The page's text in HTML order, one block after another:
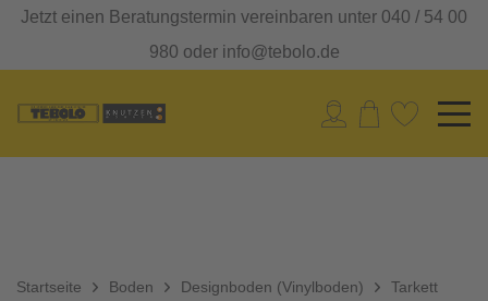
Jetzt einen Beratungstermin vereinbaren unter 040 / 54 00
980 oder info@tebolo.de
Startseite Boden
Designboden (Vinylboden)
Tarkett